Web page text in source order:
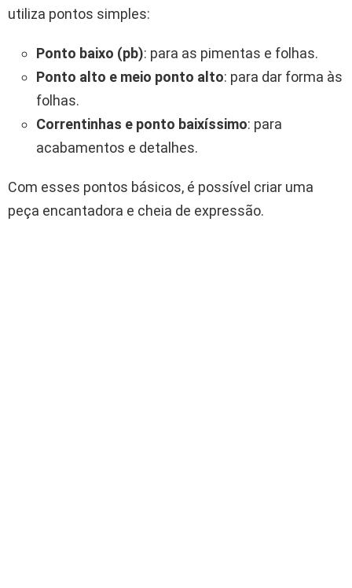
utiliza pontos simples:
Ponto baixo (pb): para as pimentas e folhas.
Ponto alto e meio ponto alto: para dar forma às
folhas.
Correntinhas e ponto baixíssimo: para
acabamentos e detalhes.
Com esses pontos básicos, é possível criar uma
peça encantadora e cheia de expressão.